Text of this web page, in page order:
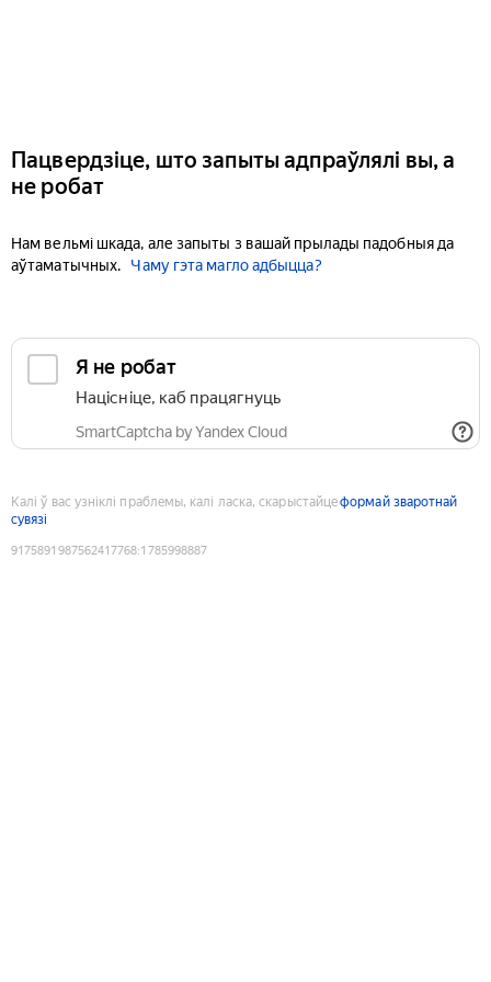
Пацвердзіце, што запыты адпраўлялі вы, а
не робат
Нам вельмі шкада, але запыты з вашай прылады падобныя да
аўтаматычных.
Чаму гэта магло адбыцца?
Я не робат
Націсніце, каб працягнуць
SmartCaptcha by Yandex Cloud
Калі ў вас узніклі праблемы, калі ласка, скарыстайцеформай зваротнай
сувязі
9175891987562417768:1785998887